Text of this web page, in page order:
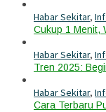
Habar Sekitar,
Cukup 1 Menit,
Habar Sekitar,
Tren 2025:
Habar Sekitar,
Cara Terbaru